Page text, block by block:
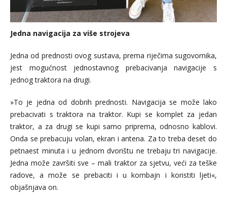
Jedna navigacija za više strojeva
Jedna od prednosti ovog sustava, prema riječima sugovornika,
jest mogućnost jednostavnog prebacivanja navigacije s
jednog traktora na drugi.
»To je jedna od dobrih prednosti. Navigacija se može lako
prebacivati s traktora na traktor. Kupi se komplet za jedan
traktor, a za drugi se kupi samo priprema, odnosno kablovi.
Onda se prebacuju volan, ekran i antena. Za to treba deset do
petnaest minuta i u jednom dvorištu ne trebaju tri navigacije.
Jedna može završiti sve – mali traktor za sjetvu, veći za teške
radove, a može se prebaciti i u kombajn i koristiti ljeti«,
objašnjava on.